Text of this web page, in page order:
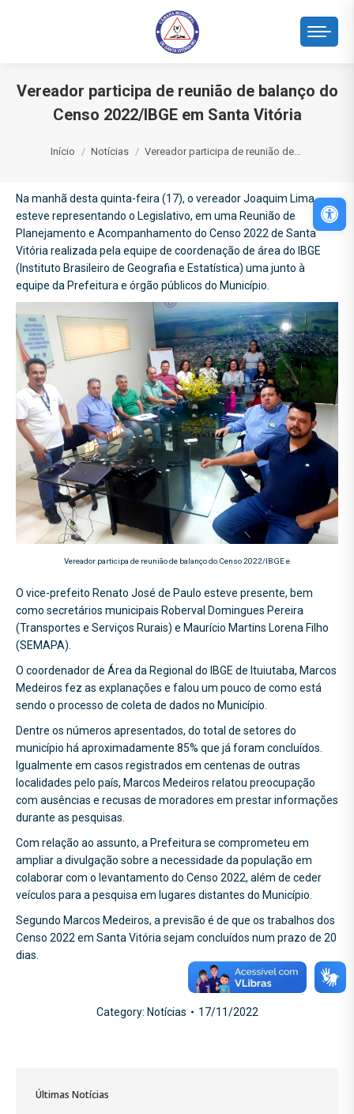
Vereador participa de reunião de balanço do
Censo 2022/IBGE em Santa Vitória
Início Notícias Vereador participa de reunião de…
Na manhã desta quinta-feira (17), o vereador Joaquim Lima
esteve representando o Legislativo, em uma Reunião de
Planejamento e Acompanhamento do Censo 2022 de Santa
Vitória realizada pela equipe de coordenação de área do IBGE
(Instituto Brasileiro de Geografia e Estatística) uma junto à
equipe da Prefeitura e órgão públicos do Município.
Vereador participa de reunião de balanço do Censo 2022/IBGE e
O vice-prefeito Renato José de Paulo esteve presente, bem
como secretários municipais Roberval Domingues Pereira
(Transportes e Serviços Rurais) e Maurício Martins Lorena Filho
(SEMAPA).
O coordenador de Área da Regional do IBGE de Ituiutaba, Marcos
Medeiros fez as explanações e falou um pouco de como está
sendo o processo de coleta de dados no Município.
Dentre os números apresentados, do total de setores do
município há aproximadamente 85% que já foram concluídos.
Igualmente em casos registrados em centenas de outras
localidades pelo país, Marcos Medeiros relatou preocupação
com ausências e recusas de moradores em prestar informações
durante as pesquisas.
Com relação ao assunto, a Prefeitura se comprometeu em
ampliar a divulgação sobre a necessidade da população em
colaborar com o levantamento do Censo 2022, além de ceder
veículos para a pesquisa em lugares distantes do Município.
Segundo Marcos Medeiros, a previsão é de que os trabalhos dos
Censo 2022 em Santa Vitória sejam concluídos num prazo de 20
dias.
Category: Notícias 17/11/2022
Últimas Notícias